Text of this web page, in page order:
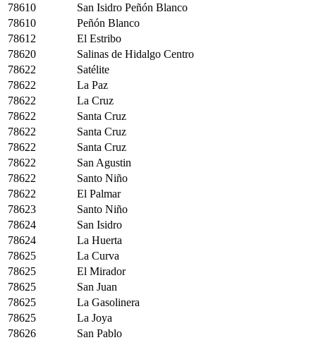
78610
San Isidro Peñón Blanco
78610
Peñón Blanco
78612
El Estribo
78620
Salinas de Hidalgo Centro
78622
Satélite
78622
La Paz
78622
La Cruz
78622
Santa Cruz
78622
Santa Cruz
78622
Santa Cruz
78622
San Agustin
78622
Santo Niño
78622
El Palmar
78623
Santo Niño
78624
San Isidro
78624
La Huerta
78625
La Curva
78625
El Mirador
78625
San Juan
78625
La Gasolinera
78625
La Joya
78626
San Pablo